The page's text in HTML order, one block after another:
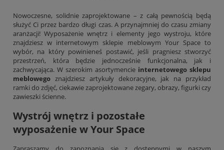
Nowoczesne, solidnie zaprojektowane – z całą pewnością będą
służyć Ci przez bardzo długi czas. A przynajmniej do czasu zmiany
aranżacji! Wyposażenie wnętrz i elementy jego wystroju, które
znajdziesz w internetowym sklepie meblowym Your Space to
wybór, na który powinieneś postawić, jeśli pragniesz stworzyć
przestrzeń, która będzie jednocześnie funkcjonalna, jak i
zachwycająca. W szerokim asortymencie internetowego sklepu
meblowego znajdziesz artykuły dekoracyjne, jak na przykład
ramki do zdjęć, ciekawie zaprojektowane zegary, obrazy, figurki czy
zawieszki ścienne.
Wystrój wnętrz i pozostałe
wyposażenie w Your Space